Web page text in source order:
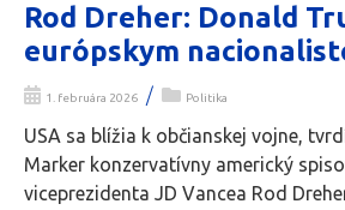
Rod Dreher: Donald
európskym
1. februára 2026 / Politika
USA sa blížia k občianskej vojne,
Marker konzervatívny americký
viceprezidenta JD Vancea Rod